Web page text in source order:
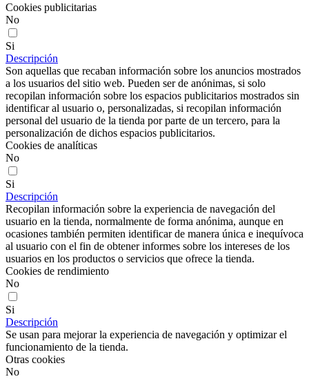
Cookies publicitarias
No
Si
Descripción
Son aquellas que recaban información sobre los anuncios mostrados
a los usuarios del sitio web. Pueden ser de anónimas, si solo
recopilan información sobre los espacios publicitarios mostrados sin
identificar al usuario o, personalizadas, si recopilan información
personal del usuario de la tienda por parte de un tercero, para la
personalización de dichos espacios publicitarios.
Cookies de analíticas
No
Si
Descripción
Recopilan información sobre la experiencia de navegación del
usuario en la tienda, normalmente de forma anónima, aunque en
ocasiones también permiten identificar de manera única e inequívoca
al usuario con el fin de obtener informes sobre los intereses de los
usuarios en los productos o servicios que ofrece la tienda.
Cookies de rendimiento
No
Si
Descripción
Se usan para mejorar la experiencia de navegación y optimizar el
funcionamiento de la tienda.
Otras cookies
No